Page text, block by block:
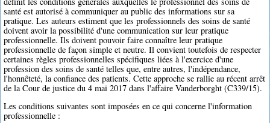
santé est autorisé à communiquer au public des informations sur sa
pratique. Les auteurs estiment que les professionnels des soins de santé
doivent avoir la possibilité d'une communication sur leur pratique
professionnelle. Ils doivent pouvoir faire connaître leur pratique
professionnelle de façon simple et neutre. Il convient toutefois de respecter
certaines règles professionnelles spécifiques liées à l'exercice d'une
profession des soins de santé telles que, entre autres, l'indépendance,
l'honnêteté, la confiance des patients. Cette approche se rallie au récent arrêt
de la Cour de justice du 4 mai 2017 dans l'affaire Vanderborght (C339/15).
Les conditions suivantes sont imposées en ce qui concerne l'information
professionnelle :